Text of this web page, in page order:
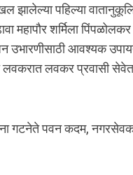
झालेल्या पहिल्या
महापौर शर्मिला
उभारणीसाठी आवश्यक
लवकर प्रवासी सेवेत
गटनेते पवन कदम,